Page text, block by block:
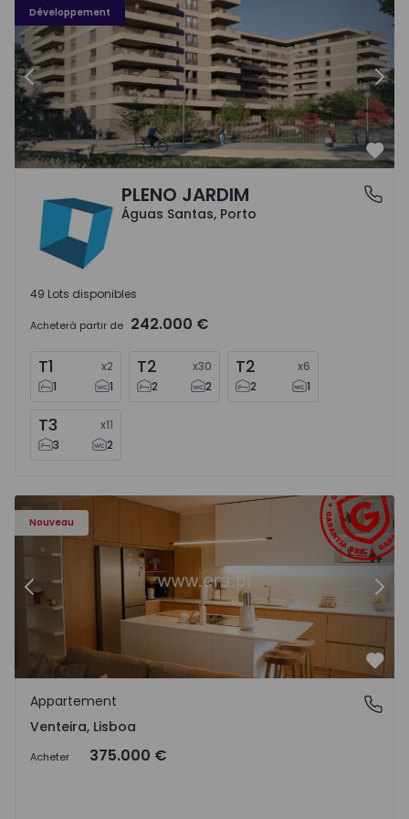
Développement
Précédent
Águas Santas, PortoPLENO JARDIM
Águas Santas, Porto
49 Lots disponibles
Acheterà partir de 242.000 €
T1 x2
1
1
T2 x30
2
2
T2 x6
2
1
T3 x11
3
2
Nouveau
Appartement T2 Amadora, Venteira - 1575182 - 15
Précédent
Venteira, Lisboa
Appartement
Venteira, Lisboa
Acheter 375.000 €